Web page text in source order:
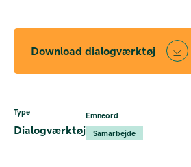
Download dialogværktøj
Type
Dialogværktøj
Emneord
Samarbejde